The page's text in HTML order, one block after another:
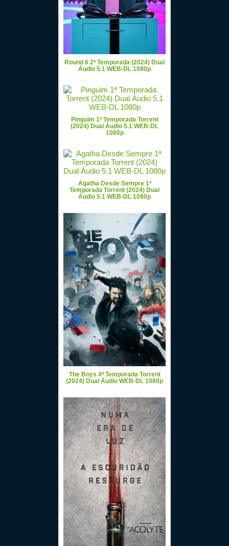
Round 6 2ª Temporada (2024) Dual
Áudio 5.1 WEB-DL 1080p
Pinguim 1ª Temporada Torrent
(2024) Dual Áudio 5.1 WEB-DL
1080p
Agatha Desde Sempre 1ª
Temporada Torrent (2024) Dual
Áudio 5.1 WEB-DL 1080p
The Boys 4ª Temporada Torrent
(2024) Dual Áudio WEB-DL 1080p